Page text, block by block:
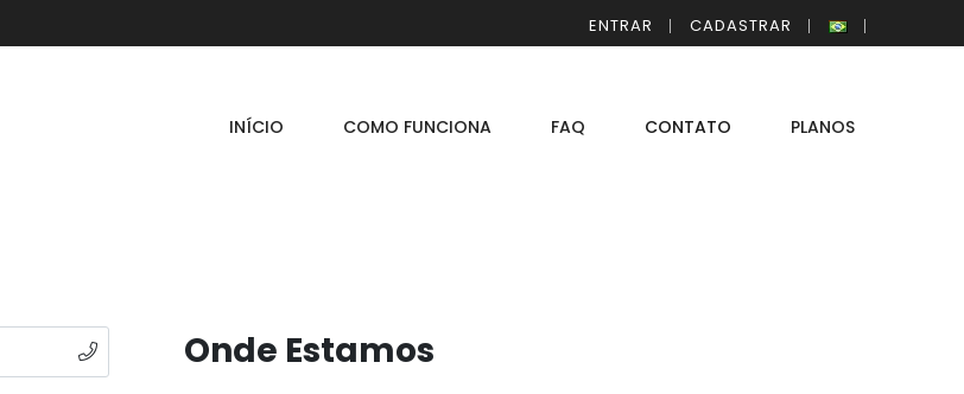
ENTRAR CADASTRAR
INÍCIO COMO FUNCIONA FAQ CONTATO PLANOS
Onde Estamos